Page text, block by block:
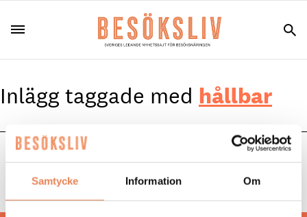
Samtycke Information Om
Inlägg taggade med hållbar
NYHETER | 21 september 2023
Så ska gröna verktyg lyfta svensk turism